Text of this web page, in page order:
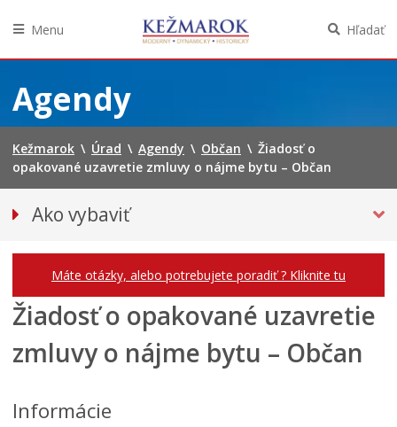
obsah
Menu Hľadať
Agendy
Kežmarok \ Úrad \ Agendy \ Občan \ Žiadosť o
opakované uzavretie zmluvy o nájme bytu – Občan
Ako vybaviť
Máte otázky, alebo potrebujete poradiť ? Kliknite tu
Žiadosť o opakované uzavretie
zmluvy o nájme bytu – Občan
Informácie